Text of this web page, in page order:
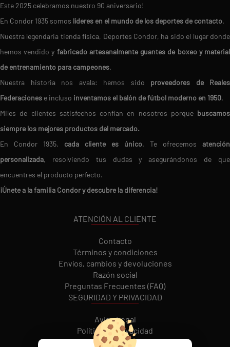
Este 2025 celebramos nuestro 90 aniversario!
En Condor 1935 somos líderes en el mundo de los deportes de contacto.
Nuestra legendaria tienda física, Deportes Condor, ha sido el lugar donde
hemos vendido y fabricado artesanalmente guantes de boxeo y material
de entrenamiento para campeones.
Nuestra historia nos avala: hemos sido proveedores de Reales
Federaciones e incluso inventamos el balón de fútbol moderno en 1950.
Miles de clientes satisfechos confían en nosotros porque buscamos
siempre los mejores productos del mercado.
En Condor 1935, cada cliente es único. Te ofrecemos atención
personalizada, resolviendo tus dudas y asegurándonos de que
encuentres el producto perfecto.
¡Únete a la familia Condor y descubre la diferencia!
ATENCIÓN AL CLIENTE
Contacto
Términos y condiciones
Envíos, cambios y devoluciones
Razón social
Preguntas Frecuentes (FAQ)
SEGURIDAD Y PRIVACIDAD
Aviso Legal
Política de Privacidad
Política de cookies